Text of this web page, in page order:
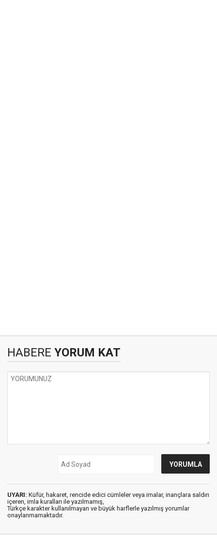
HABERE YORUM KAT
UYARI: Küfür, hakaret, rencide edici cümleler veya imalar, inançlara saldırı
içeren, imla kuralları ile yazılmamış,
Türkçe karakter kullanılmayan ve büyük harflerle yazılmış yorumlar
onaylanmamaktadır.